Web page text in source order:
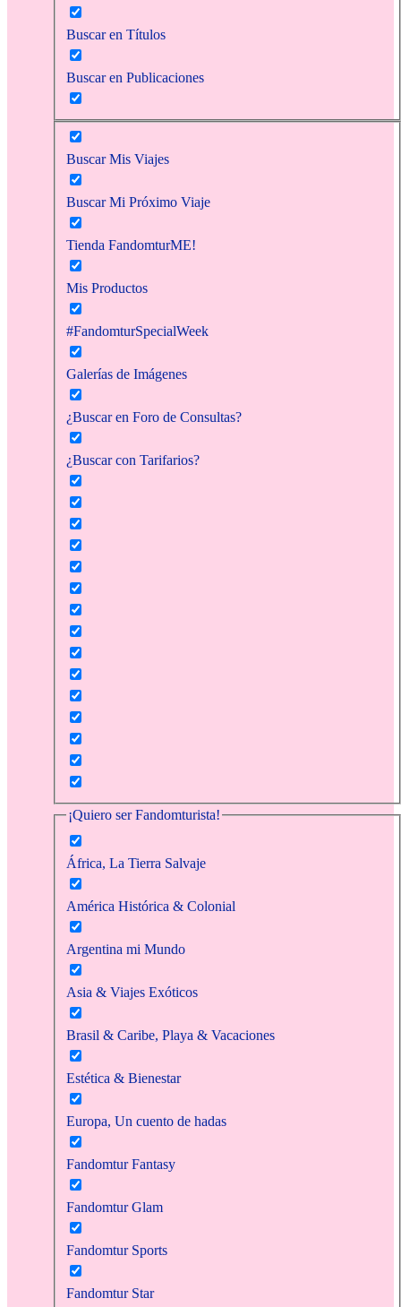
Buscar en Títulos
Buscar en Publicaciones
Buscar Mis Viajes
Buscar Mi Próximo Viaje
Tienda FandomturME!
Mis Productos
#FandomturSpecialWeek
Galerías de Imágenes
¿Buscar en Foro de Consultas?
¿Buscar con Tarifarios?
¡Quiero ser Fandomturista!
África, La Tierra Salvaje
América Histórica & Colonial
Argentina mi Mundo
Asia & Viajes Exóticos
Brasil & Caribe, Playa & Vacaciones
Estética & Bienestar
Europa, Un cuento de hadas
Fandomtur Fantasy
Fandomtur Glam
Fandomtur Sports
Fandomtur Star